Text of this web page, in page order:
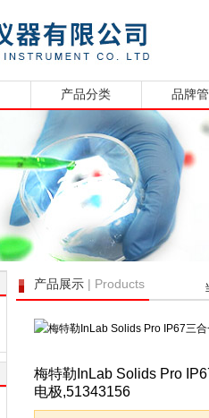
产品分类 品牌
产品展示 | Products
梅特勒InLab Solids Pro
电极,51343156